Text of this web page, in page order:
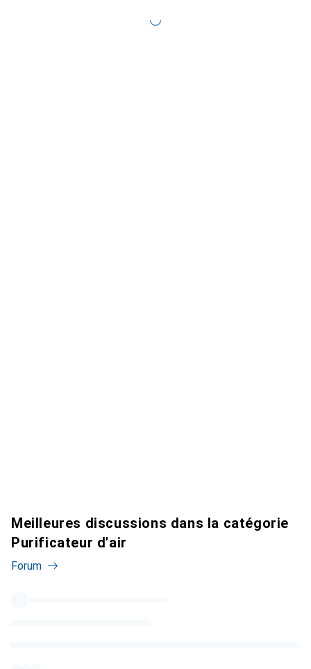
Meilleures discussions dans la catégorie
Purificateur d'air
Forum